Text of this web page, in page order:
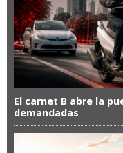
El carnet B abre la
demandadas